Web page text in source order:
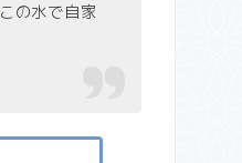
この水で自家